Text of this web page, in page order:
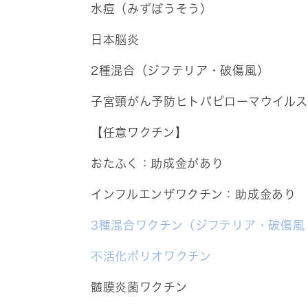
水痘（みずぼうそう）
日本脳炎
2種混合（ジフテリア・破傷風）
子宮頸がん予防ヒトパピローマウイルス
【任意ワクチン】
おたふく：助成金があり
インフルエンザワクチン：助成金あり
3種混合ワクチン（ジフテリア・破傷風
不活化ポリオワクチン
髄膜炎菌ワクチン